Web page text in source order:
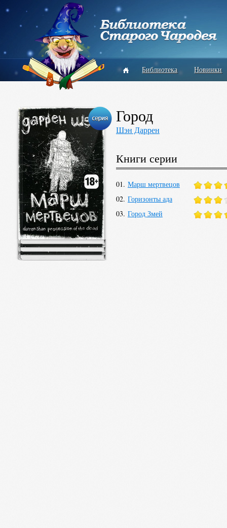
Библиотека Новинки
Город
Шэн Даррен
Книги серии
01. Марш мертвецов
02. Горизонты ада
03. Город Змей